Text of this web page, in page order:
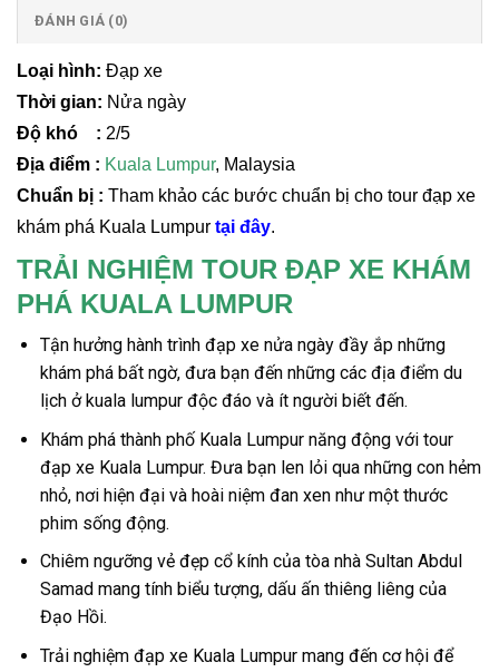
ĐÁNH GIÁ (0)
Loại hình: Đạp xe
Thời gian: Nửa ngày
Độ khó : 2/5
Địa điểm : Kuala Lumpur, Malaysia
Chuẩn bị : Tham khảo các bước chuẩn bị cho tour đạp xe
khám phá Kuala Lumpur tại đây.
TRẢI NGHIỆM TOUR ĐẠP XE KHÁM
PHÁ KUALA LUMPUR
Tận hưởng hành trình đạp xe nửa ngày đầy ắp những
khám phá bất ngờ, đưa bạn đến những các địa điểm du
lịch ở kuala lumpurđộc đáo và ít người biết đến.
Khám phá thành phố Kuala Lumpur năng động với tour
đạp xe Kuala Lumpur. Đưa bạn len lỏi qua những con hẻm
nhỏ, nơi hiện đại và hoài niệm đan xen như một thước
phim sống động.
Chiêm ngưỡng vẻ đẹp cổ kính của tòa nhàSultan Abdul
Samad mang tính biểu tượng, dấu ấn thiêng liêng của
Đạo Hồi.
Trải nghiệm đạp xe Kuala Lumpur mang đến cơ hội để